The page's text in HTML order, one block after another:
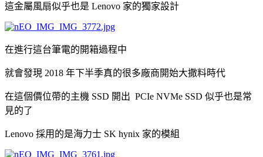
這金屬風扇似乎也是 Lenovo 家的獨家設計
在進行這台筆電的開箱過程中
就會發現 2018 年下半季真的很多廠商開始大撒料時代
在這個價位帶的主機 SSD 開出 PCIe NVMe SSD 似乎也是常
見的了
Lenovo 採用的是海力士 SK hynix 家的模組